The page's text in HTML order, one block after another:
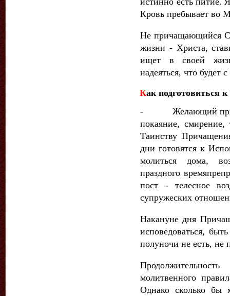
Кровь пребывает во
Не причащающийся
жиз­ни - Христа,
ищет в своей
надеяться, что будет
Как подготовиться
- Желающий
покаяние, смирение,
Таинству
дни готовятся к
молиться дома,
праздного
пост - теле­сное
супружеских
Накануне дня
исповедо­ваться,
полуночи не есть, не
молитвенно­го
Однако сколько бы